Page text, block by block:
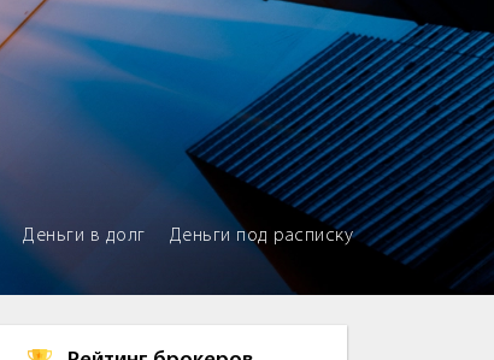
Деньги в долг Деньги под расписку